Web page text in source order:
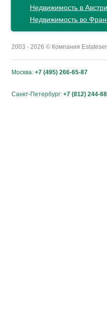
Недвижимость в
Недвижимость во
2003 - 2026 © Компания
Москва: +7 (495) 266-65-87
Санкт-Петербург: +7 (812) 244-